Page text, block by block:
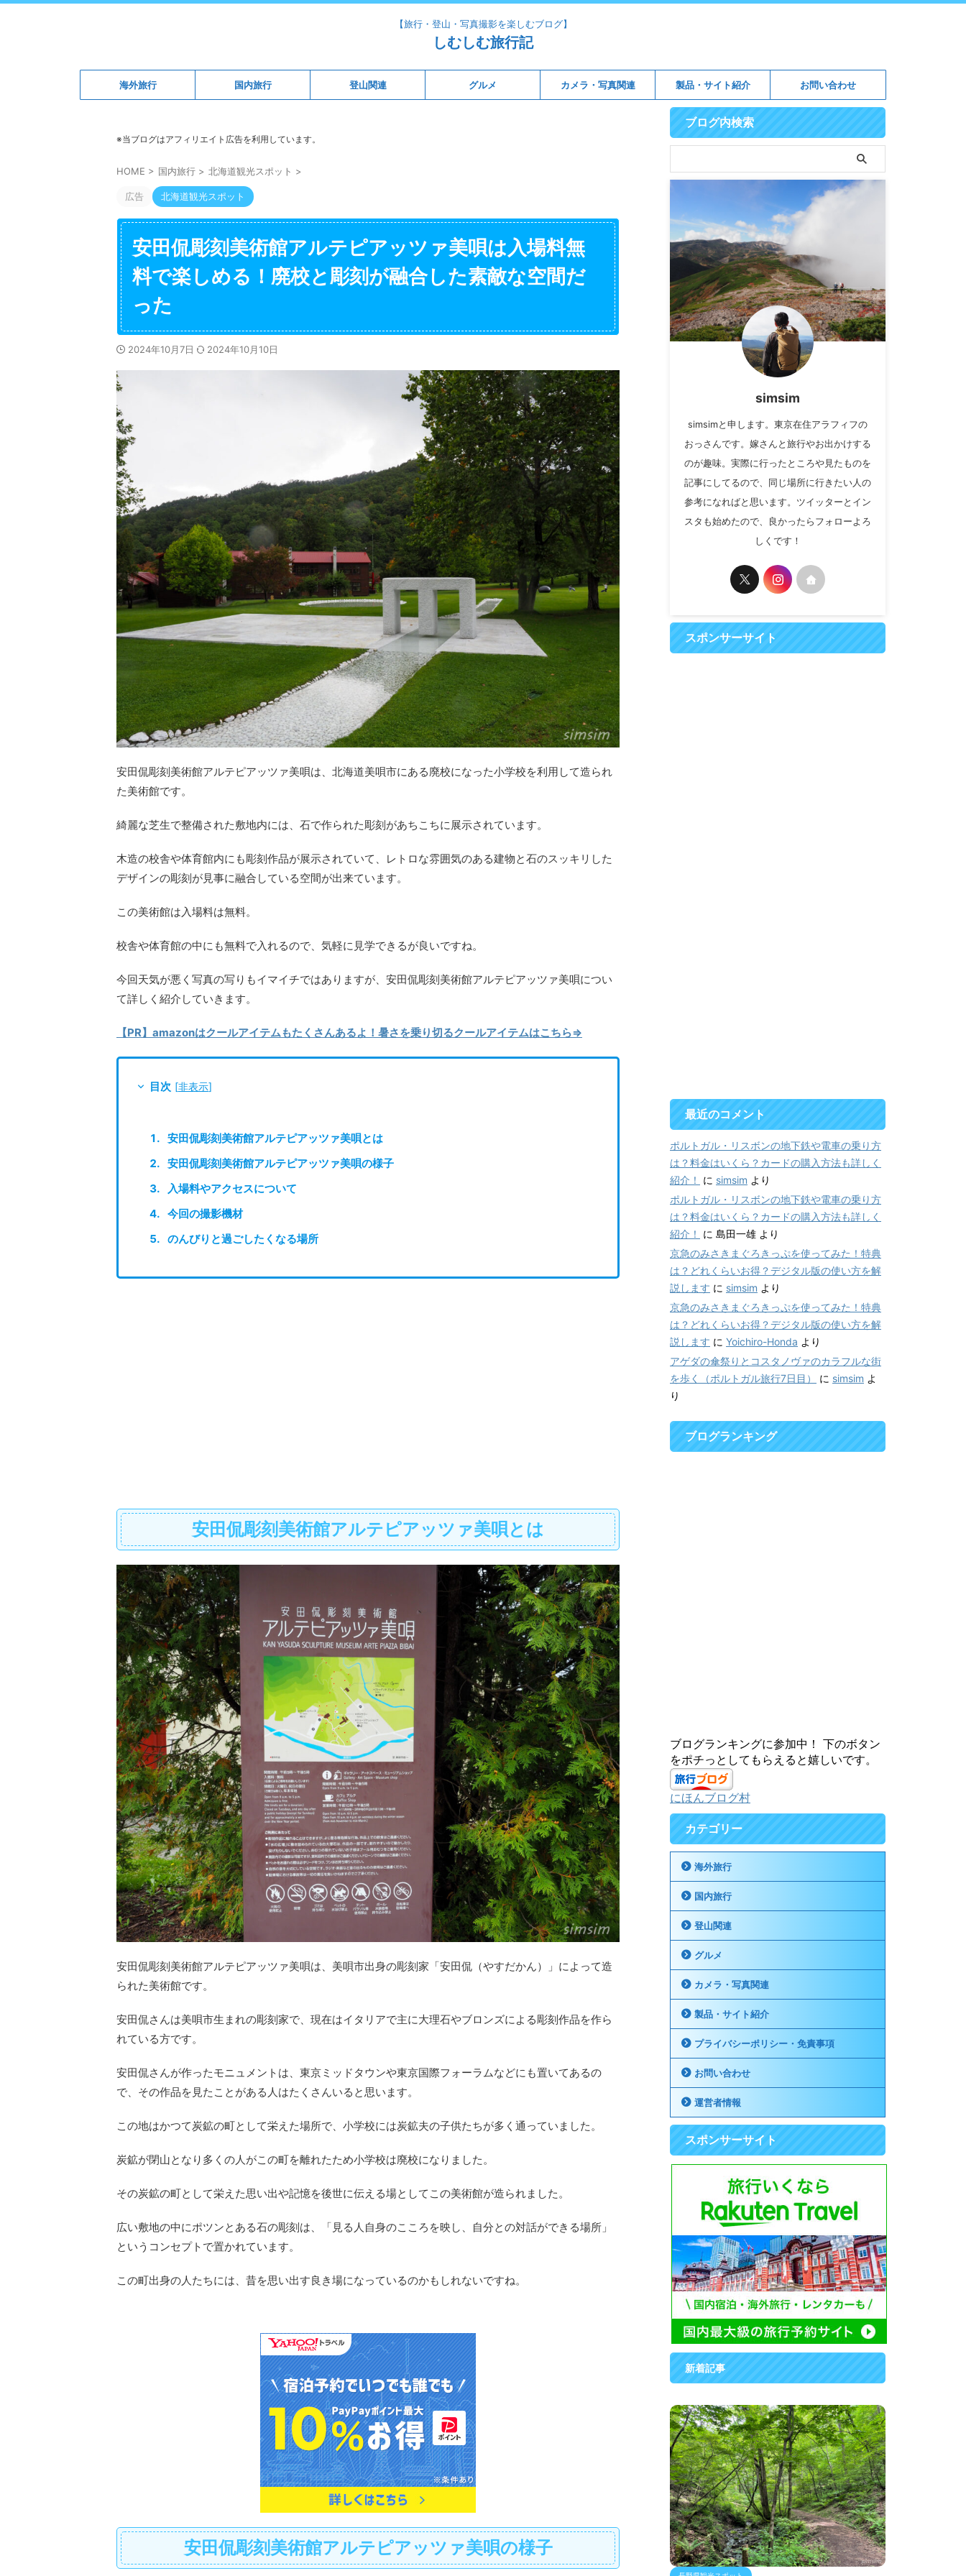
【旅行・登山・写真撮影を楽しむブログ】
しむしむ旅行記
海外旅行 国内旅行 登山関連 グルメ カメラ・写真関連 製品・サイト紹介 お問い合わせ
※当ブログはアフィリエイト広告を利用しています。
HOME > 国内旅行 > 北海道観光スポット >
広告 北海道観光スポット
安田侃彫刻美術館アルテピアッツァ美唄は入場料無
料で楽しめる！廃校と彫刻が融合した素敵な空間だ
った
2024年10月7日 2024年10月10日
安田侃彫刻美術館アルテピアッツァ美唄は、北海道美唄市にある廃校になった小学校を利用して造られ
た美術館です。
綺麗な芝生で整備された敷地内には、石で作られた彫刻があちこちに展示されています。
木造の校舎や体育館内にも彫刻作品が展示されていて、レトロな雰囲気のある建物と石のスッキリした
デザインの彫刻が見事に融合している空間が出来ています。
この美術館は入場料は無料。
校舎や体育館の中にも無料で入れるので、気軽に見学できるが良いですね。
今回天気が悪く写真の写りもイマイチではありますが、安田侃彫刻美術館アルテピアッツァ美唄につい
て詳しく紹介していきます。
【PR】amazonはクールアイテムもたくさんあるよ！暑さを乗り切るクールアイテムはこちら⇒
目次 [非表示]
安田侃彫刻美術館アルテピアッツァ美唄とは
安田侃彫刻美術館アルテピアッツァ美唄の様子
入場料やアクセスについて
今回の撮影機材
のんびりと過ごしたくなる場所
安田侃彫刻美術館アルテピアッツァ美唄とは
安田侃彫刻美術館アルテピアッツァ美唄は、美唄市出身の彫刻家「安田侃（やすだかん）」によって造
られた美術館です。
安田侃さんは美唄市生まれの彫刻家で、現在はイタリアで主に大理石やブロンズによる彫刻作品を作ら
れている方です。
安田侃さんが作ったモニュメントは、東京ミッドタウンや東京国際フォーラムなどにも置いてあるの
で、その作品を見たことがある人はたくさんいると思います。
この地はかつて炭鉱の町として栄えた場所で、小学校には炭鉱夫の子供たちが多く通っていました。
炭鉱が閉山となり多くの人がこの町を離れたため小学校は廃校になりました。
その炭鉱の町として栄えた思い出や記憶を後世に伝える場としてこの美術館が造られました。
広い敷地の中にポツンとある石の彫刻は、「見る人自身のこころを映し、自分との対話ができる場所」
というコンセプトで置かれています。
この町出身の人たちには、昔を思い出す良き場になっているのかもしれないですね。
安田侃彫刻美術館アルテピアッツァ美唄の様子
ブログ内検索
simsim
simsimと申します。東京在住アラフィフの
おっさんです。嫁さんと旅行やお出かけする
のが趣味。実際に行ったところや見たものを
記事にしてるので、同じ場所に行きたい人の
参考になればと思います。ツイッターとイン
スタも始めたので、良かったらフォローよろ
しくです！
スポンサーサイト
最近のコメント
ポルトガル・リスボンの地下鉄や電車の乗り方
は？料金はいくら？カードの購入方法も詳しく
紹介！
に simsim より
ポルトガル・リスボンの地下鉄や電車の乗り方
は？料金はいくら？カードの購入方法も詳しく
紹介！
に 島田一雄 より
京急のみさきまぐろきっぷを使ってみた！特典
は？どれくらいお得？デジタル版の使い方を解
説します に simsim より
京急のみさきまぐろきっぷを使ってみた！特典
は？どれくらいお得？デジタル版の使い方を解
説します に Yoichiro-Honda より
アゲダの傘祭りとコスタノヴァのカラフルな街
を歩く（ポルトガル旅行7日目）
に simsim よ
り
ブログランキング
ブログランキングに参加中！ 下のボタン
をポチっとしてもらえると嬉しいです。
にほんブログ村
カテゴリー
海外旅行
国内旅行
登山関連
グルメ
カメラ・写真関連
製品・サイト紹介
プライバシーポリシー・免責事項
お問い合わせ
運営者情報
スポンサーサイト
新着記事